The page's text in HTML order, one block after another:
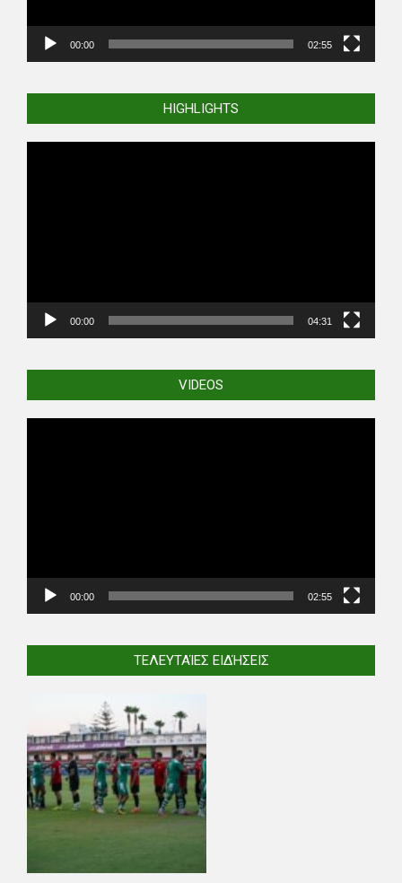
00:00 02:55
HIGHLIGHTS
00:00 04:31
VIDEOS
00:00 02:55
ΤΕΛΕΥΤΑΊΕΣ ΕΙΔΉΣΕΙΣ